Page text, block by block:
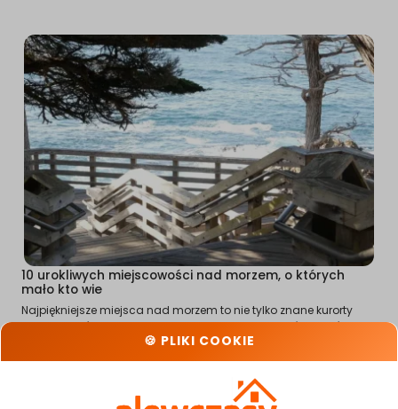
10 urokliwych miejscowości nad morzem, o których
mało kto wie
Najpiękniejsze miejsca nad morzem to nie tylko znane kurorty
pełne turystów, ale także małe, urokliwe miejscowości, w których
można odnaleźć ciszę i bliskość natury. Takie zakątki sprzyjają
spokojnemu wypoczynkowi, spacerom po pustych plażach i
popularnych lokalizacji pozwala uniknąć tłoku i odkryć piękno
Bałtyku w bardziej kameralnej odsłonie. Warto wcześniej
🍪 PLIKI COOKIE